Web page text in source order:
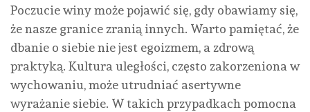
Poczucie winy może pojawić się, gdy obawiamy się,
że nasze granice zranią innych. Warto pamiętać, że
dbanie o siebie nie jest egoizmem, a zdrową
praktyką. Kultura uległości, często zakorzeniona w
wychowaniu, może utrudniać asertywne
wyrażanie siebie. W takich przypadkach pomocna